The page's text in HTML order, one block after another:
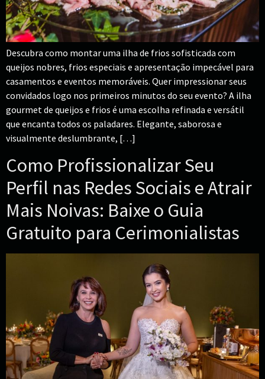
Descubra como montar uma ilha de frios sofisticada com
queijos nobres, frios especiais e apresentação impecável para
casamentos e eventos memoráveis. Quer impressionar seus
convidados logo nos primeiros minutos do seu evento? A ilha
gourmet de queijos e frios é uma escolha refinada e versátil
que encanta todos os paladares. Elegante, saborosa e
visualmente deslumbrante, […]
Como Profissionalizar Seu
Perfil nas Redes Sociais e Atrair
Mais Noivas: Baixe o Guia
Gratuito para Cerimonialistas